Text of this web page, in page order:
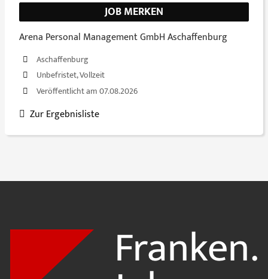
JOB MERKEN
Arena Personal Management GmbH Aschaffenburg
Aschaffenburg
Unbefristet, Vollzeit
Veröffentlicht am 07.08.2026
Zur Ergebnisliste